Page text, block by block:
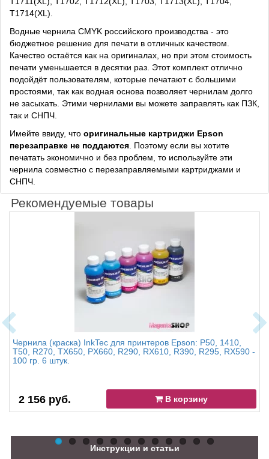
T1714(XL).
Водные чернила CMYK российского производства - это
бюджетное решение для печати в отличных качеством.
Качество остаётся как на оригиналах, но при этом стоимость
печати уменьшается в десятки раз. Этот комплект отлично
подойдёт пользователям, которые печатают с большими
простоями, так как водная основа позволяет чернилам долго
не засыхать. Этими чернилами вы можете заправлять как ПЗК,
так и СНПЧ.
Имейте ввиду, что оригинальные картриджи Epson
перезаправке не поддаются. Поэтому если вы хотите
печатать экономично и без проблем, то используйте эти
чернила совместно с перезаправляемыми картриджами и
СНПЧ.
Рекомендуемые товары
Чернила (краска) InkTec для принтеров Epson: P50, 1410,
T50, R270, TX650, PX660, R290, RX610, R390, R295, RX590 -
100 гр. 6 штук.
2 156 руб. В корзину
Инструкции и статьи